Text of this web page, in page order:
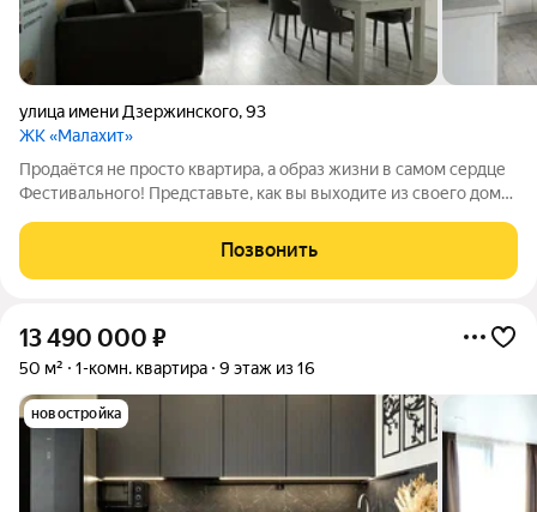
улица имени Дзержинского,93
ЖК «Малахит»
Продаётся не просто квартира, а образ жизни в самом сердце
Фестивального! Представьте, как вы выходите из своего дома,
территория комфорта. Это место, где утренний кофе на
собственной кухне с
Позвонить
13 490 000 ₽
50 м² 1-комн. квартира 9 этаж из 16
новостройка